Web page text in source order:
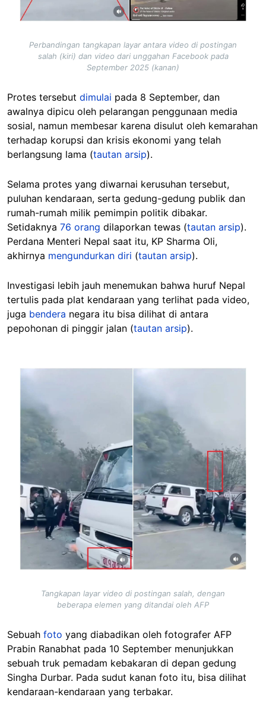
Perbandingan tangkapan layar antara video di postingan
salah (kiri) dan video dari unggahan Facebook pada
September 2025 (kanan)
Protes tersebut dimulai pada 8 September, dan
awalnya dipicu oleh pelarangan penggunaan media
sosial, namun membesar karena disulut oleh kemarahan
terhadap korupsi dan krisis ekonomi yang telah
berlangsung lama (tautan arsip).
Selama protes yang diwarnai kerusuhan tersebut,
puluhan kendaraan, serta gedung-gedung publik dan
rumah-rumah milik pemimpin politik dibakar.
Setidaknya 76 orang dilaporkan tewas (tautan arsip).
Perdana Menteri Nepal saat itu, KP Sharma Oli,
akhirnya mengundurkan diri (tautan arsip).
Investigasi lebih jauh menemukan bahwa huruf Nepal
tertulis pada plat kendaraan yang terlihat pada video,
juga bendera negara itu bisa dilihat di antara
pepohonan di pinggir jalan (tautan arsip).
Tangkapan layar video di postingan salah, dengan
beberapa elemen yang ditandai oleh AFP
Sebuah foto yang diabadikan oleh fotografer AFP
Prabin Ranabhat pada 10 September menunjukkan
sebuah truk pemadam kebakaran di depan gedung
Singha Durbar. Pada sudut kanan foto itu, bisa dilihat
kendaraan-kendaraan yang terbakar.